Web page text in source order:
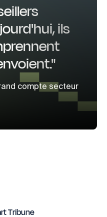
ils
compte secteur
Tribune